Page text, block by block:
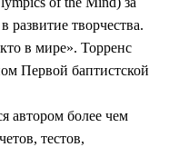
творчества.
в мире». Торренс
Первой баптистской
автором более чем
тестов,